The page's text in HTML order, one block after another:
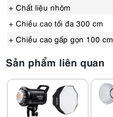
+ Chất liệu nhôm
+ Chiều cao tối đa 300 cm
+ Chiều cao gấp gọn 100 cm
Sản phẩm liên quan